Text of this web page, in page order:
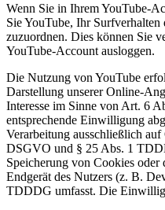
Wenn Sie in Ihrem YouTube-
Sie YouTube, Ihr
zuzuordnen. Dies können Sie
YouTube-Account ausloggen.
Die Nutzung von YouTube
Darstellung unserer Online-
Interesse im Sinne von Art. 6
entsprechende Einwilligung
Verarbeitung ausschließlich
DSGVO und § 25 Abs. 1
Speicherung von Cookies
Endgerät des Nutzers (z. B.
TDDDG umfasst. Die